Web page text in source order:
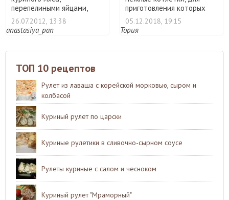
перепелиными яйцами,
маслинами и ...
26.07.2012, 13:38
anastasiya_pan
приготовления которых
можно ...
05.12.2018, 19:15
Тория
ТОП 10 рецептов
Рулет из лаваша с корейской морковью, сыром и
колбасой
Куриный рулет по царски
Куриные рулетики в сливочно-сырном соусе
Рулеты куриные с салом и чесноком
Куриный рулет "Мраморный"